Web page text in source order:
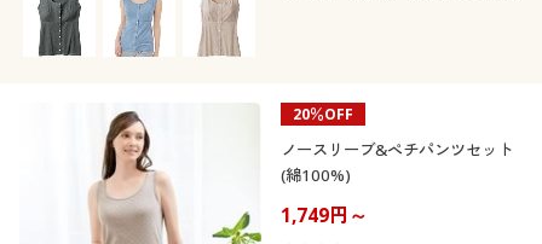
20％OFF
ノースリーブ&ペチパンツセット
(綿100%)
1,749円～